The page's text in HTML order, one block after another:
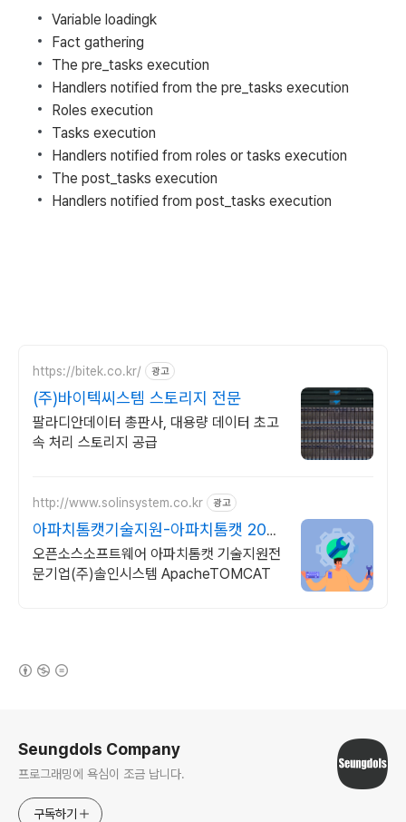
Variable loadingk
Fact gathering
The pre_tasks execution
Handlers notified from the pre_tasks execution
Roles execution
Tasks execution
Handlers notified from roles or tasks execution
The post_tasks execution
Handlers notified from post_tasks execution
https://bitek.co.kr/ 광고
(주)바이텍씨스템 스토리지 전문
팔라디안데이터 총판사, 대용량 데이터 초고
속 처리 스토리지 공급
http://www.solinsystem.co.kr 광고
아파치톰캣기술지원-아파치톰캣 20년
이상 기술지원 노하우
오픈소스소프트웨어 아파치톰캣 기술지원전
문기업(주)솔인시스템 ApacheTOMCAT
Seungdols Company
프로그래밍에 욕심이 조금 납니다.
구독하기